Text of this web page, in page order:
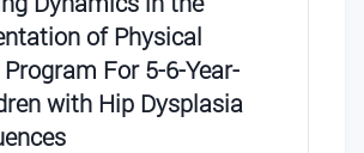
of Physical
For 5-6-Year-
with Hip Dysplasia